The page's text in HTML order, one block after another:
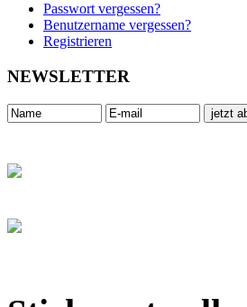
Passwort vergessen?
Benutzername vergessen?
Registrieren
NEWSLETTER